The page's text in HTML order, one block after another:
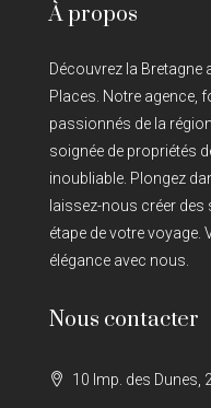
À propos
Découvrez la Bretagne
Places. Notre agence,
passionnés de la
soignée de propriétés
inoubliable. Plongez
laissez-nous créer
étape de votre voyage.
élégance avec nous.
Nous contacter
10 Imp. des